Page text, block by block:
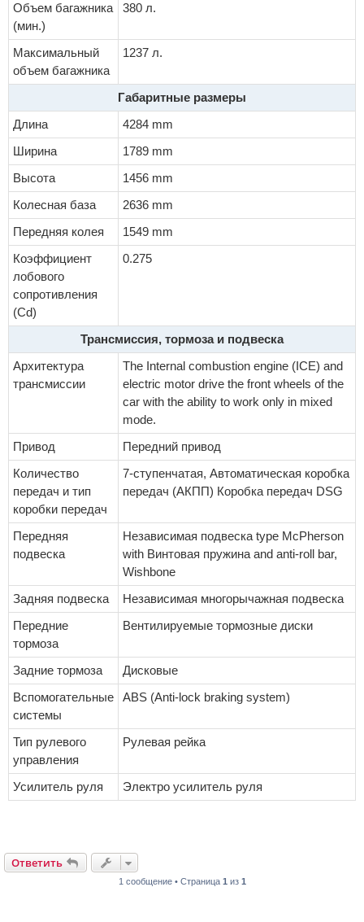
Объем багажника
(мин.)
380 л.
Максимальный
объем багажника
1237 л.
Габаритные размеры
Длина
4284 mm
Ширина
1789 mm
Высота
1456 mm
Колесная база
2636 mm
Передняя колея
1549 mm
Коэффициент
лобового
сопротивления
(Cd)
0.275
Трансмиссия, тормоза и подвеска
Архитектура
трансмиссии
The Internal combustion engine (ICE) and
electric motor drive the front wheels of the
car with the ability to work only in mixed
mode.
Привод
Передний привод
Количество
передач и тип
коробки передач
7-ступенчатая, Автоматическая коробка
передач (АКПП) Коробка передач DSG
Передняя
подвеска
Независимая подвеска type McPherson
with Винтовая пружина and anti-roll bar,
Wishbone
Задняя подвеска
Независимая многорычажная подвеска
Передние
тормоза
Вентилируемые тормозные диски
Задние тормоза
Дисковые
Вспомогательные
системы
ABS (Anti-lock braking system)
Тип рулевого
управления
Рулевая рейка
Усилитель руля Электро усилитель руля
Ответить
1 сообщение • Страница 1 из 1